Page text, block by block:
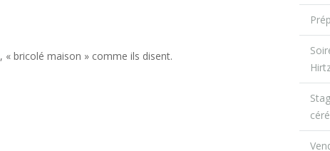
, « bricolé maison » comme ils disent.